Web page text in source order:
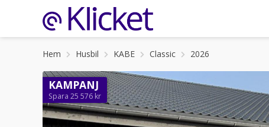
Hem Husbil KABE Classic 2026
KAMPANJ
Spara 25 576 kr